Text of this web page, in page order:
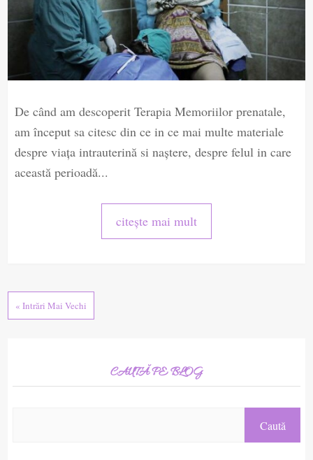
De când am descoperit Terapia Memoriilor prenatale,
am început sa citesc din ce in ce mai multe materiale
despre viața intrauterină si naștere, despre felul in care
această perioadă...
citește mai mult
« Intrări Mai Vechi
CAUTĂ PE BLOG